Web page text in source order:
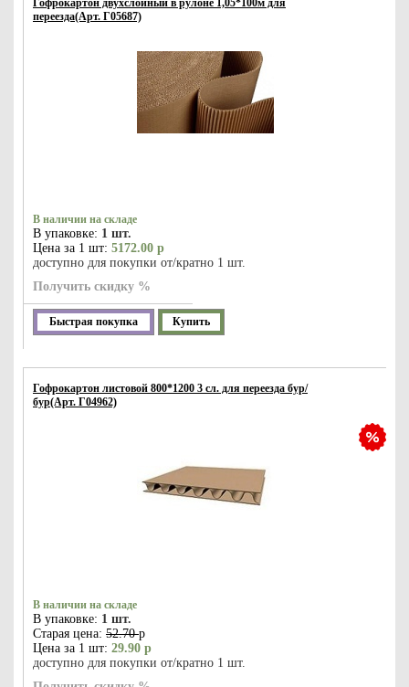
Гофрокартон двухслойный в рулоне 1,05*100м для
переезда(Арт. Г05687)
В наличии на складе
В упаковке: 1 шт.
Цена за 1 шт: 5172.00 р
доступно для покупки от/кратно 1 шт.
Получить скидку %
Быстрая покупка Купить
Гофрокартон листовой 800*1200 3 сл. для переезда бур/
бур(Арт. Г04962)
В наличии на складе
В упаковке: 1 шт.
Старая цена: 52.70р
Цена за 1 шт: 29.90 р
доступно для покупки от/кратно 1 шт.